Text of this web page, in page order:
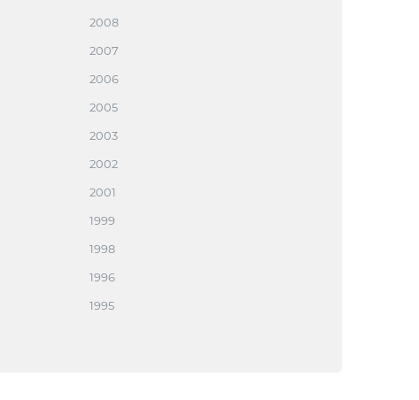
2008
2007
2006
2005
2003
2002
2001
1999
1998
1996
1995